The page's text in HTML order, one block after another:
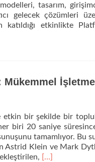
tasarım,
gelecek çözümleri
etkinlikte
Mükemmel İşletme
etkin bir şekilde bir
biri 20 saniye
tamamlıyor. Bu
Astrid Klein ve Mark
Daha
[…]